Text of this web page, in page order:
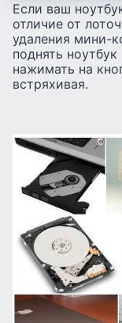
Если ваш
отличие от
удаления мини-
поднять
нажимать на
встряхивая.